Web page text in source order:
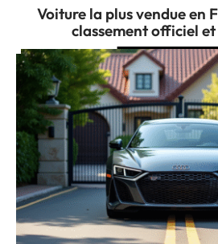
Voiture la plus vendue en
classement officiel